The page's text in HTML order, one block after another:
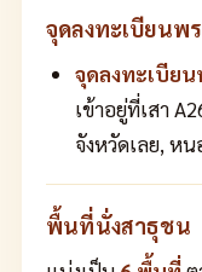
จุดลงทะเบียนพ
จุดลงทะเบียน
เข้าอยู่ที่เสา
จังหวัดเลย, ห
พื้นที่นั่งสาธุชน